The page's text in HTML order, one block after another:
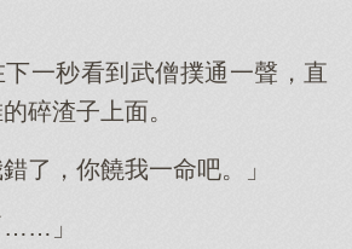
下一秒看到武僧撲通一聲，直
碎渣子上面。
錯了，你饒我一命吧。」
……」